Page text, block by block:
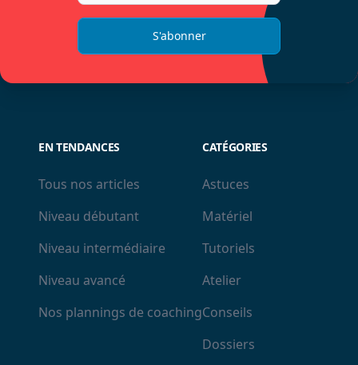
S'abonner
EN TENDANCES
Tous nos articles
Niveau débutant
Niveau intermédiaire
Niveau avancé
Nos plannings de coaching
CATÉGORIES
Astuces
Matériel
Tutoriels
Atelier
Conseils
Dossiers